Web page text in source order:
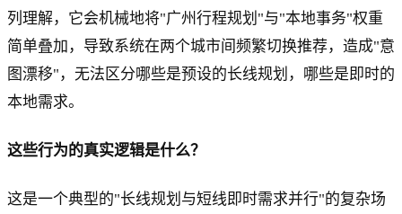
列理解，它会机械地将"广州行程规划"与"本地事务"权重
简单叠加，导致系统在两个城市间频繁切换推荐，造成"意
图漂移"，无法区分哪些是预设的长线规划，哪些是即时的
本地需求。
这些行为的真实逻辑是什么？
这是一个典型的"长线规划与短线即时需求并行"的复杂场